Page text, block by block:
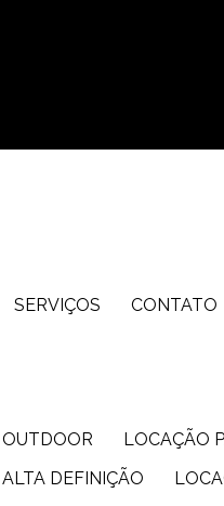
SERVIÇOS CONTATO
OUTDOOR LOCAÇÃO
DEFINIÇÃO